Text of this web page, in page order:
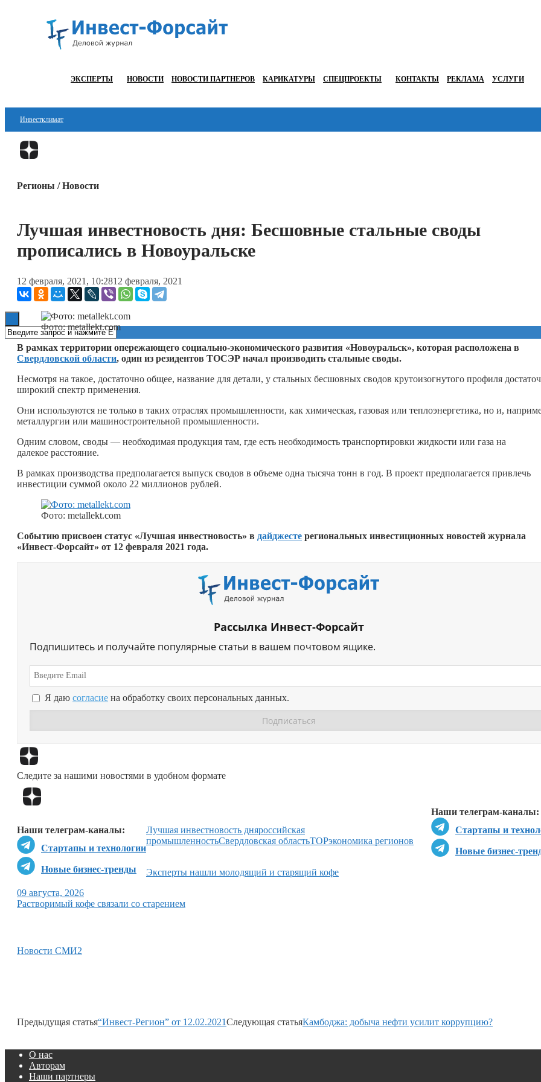
ЭКСПЕРТЫ НОВОСТИ НОВОСТИ ПАРТНЕРОВ КАРИКАТУРЫ СПЕЦПРОЕКТЫ КОНТАКТЫ РЕКЛАМА УСЛУГИ
Инвестклимат
Финансы
Технологии
Книги
Регионы / Новости
Лучшая инвестновость дня: Бесшовные стальные своды
прописались в Новоуральске
12 февраля, 2021, 10:2812 февраля, 2021
Фото: metallekt.com
В рамках территории опережающего социально-экономического развития «Новоуральск», которая расположена в
Свердловской области, один из резидентов ТОСЭР начал производить стальные своды.
Несмотря на такое, достаточно общее, название для детали, у стальных бесшовных сводов крутоизогнутого профиля
широкий спектр применения.
Они используются не только в таких отраслях промышленности, как химическая, газовая или теплоэнергетика, но и,
металлургии или машиностроительной промышленности.
Одним словом, своды — необходимая продукция там, где есть необходимость транспортировки жидкости или газа на
далекое расстояние.
В рамках производства предполагается выпуск сводов в объеме одна тысяча тонн в год. В проект предполагается привлечь
инвестиции суммой около 22 миллионов рублей.
Фото: metallekt.com
Событию присвоен статус «Лучшая инвестновость» в дайджесте региональных инвестиционных новостей журнала
«Инвест-Форсайт» от 12 февраля 2021 года.
Рассылка Инвест-Форсайт
Подпишитесь и получайте популярные статьи в вашем почтовом ящике.
Я даю согласие на обработку своих персональных данных.
Следите за нашими новостями в удобном формате
Наши телеграм-каналы:
Стартапы и
Новые бизнес-
Наши телеграм-каналы:
Стартапы и технологии
Новые бизнес-тренды
Лучшая инвестновость дняроссийская
промышленностьСвердловская областьТОРэкономика регионов
Эксперты нашли молодящий и старящий кофе
09 августа, 2026
Растворимый кофе связали со старением
Новости СМИ2
Предыдущая статья“Инвест-Регион” от 12.02.2021Следующая статьяКамбоджа: добыча нефти усилит коррупцию?
О нас
Авторам
Наши партнеры